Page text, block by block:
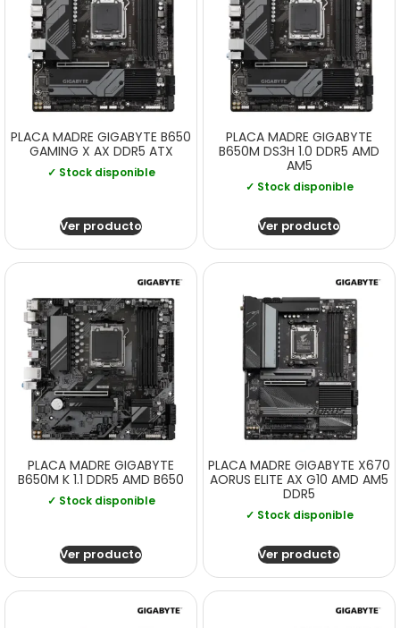
PLACA MADRE GIGABYTE B650
GAMING X AX DDR5 ATX
✓ Stock disponible
Ver producto
PLACA MADRE GIGABYTE
B650M DS3H 1.0 DDR5 AMD
AM5
✓ Stock disponible
Ver producto
PLACA MADRE GIGABYTE
B650M K 1.1 DDR5 AMD B650
✓ Stock disponible
Ver producto
PLACA MADRE GIGABYTE X670
AORUS ELITE AX G10 AMD AM5
DDR5
✓ Stock disponible
Ver producto